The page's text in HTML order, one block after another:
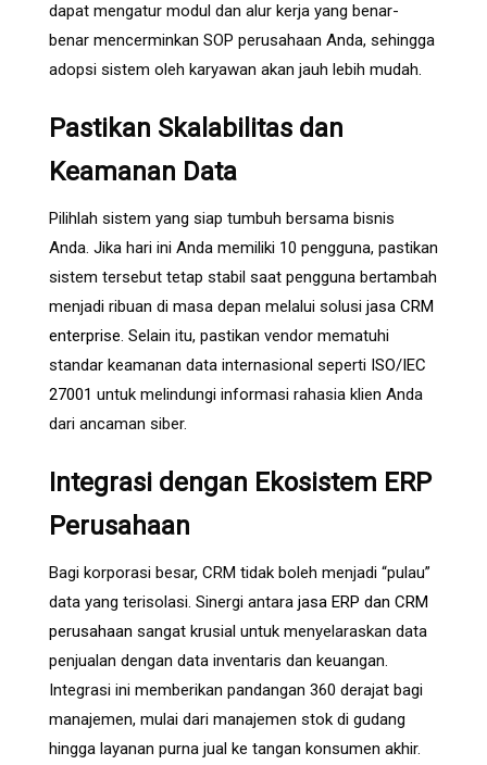
dapat mengatur modul dan alur kerja yang benar-
benar mencerminkan SOP perusahaan Anda, sehingga
adopsi sistem oleh karyawan akan jauh lebih mudah.
Pastikan Skalabilitas dan
Keamanan Data
Pilihlah sistem yang siap tumbuh bersama bisnis
Anda. Jika hari ini Anda memiliki 10 pengguna, pastikan
sistem tersebut tetap stabil saat pengguna bertambah
menjadi ribuan di masa depan melalui solusi jasa CRM
enterprise. Selain itu, pastikan vendor mematuhi
standar keamanan data internasional seperti ISO/IEC
27001 untuk melindungi informasi rahasia klien Anda
dari ancaman siber.
Integrasi dengan Ekosistem ERP
Perusahaan
Bagi korporasi besar, CRM tidak boleh menjadi “pulau”
data yang terisolasi. Sinergi antara jasa ERP dan CRM
perusahaan sangat krusial untuk menyelaraskan data
penjualan dengan data inventaris dan keuangan.
Integrasi ini memberikan pandangan 360 derajat bagi
manajemen, mulai dari manajemen stok di gudang
hingga layanan purna jual ke tangan konsumen akhir.